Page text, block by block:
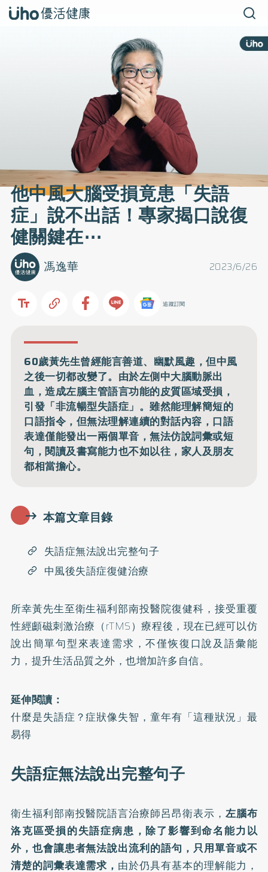
他中風大腦受損竟患「失語
症」說不出話！專家揭口說復
健關鍵在⋯
2023/6/26
馮逸華
追蹤訂閱
60歲黃先生曾經能言善道、幽默風趣，但中風
之後一切都改變了。由於左側中大腦動脈出
血，造成左腦主管語言功能的皮質區域受損，
引發「非流暢型失語症」。雖然能理解簡短的
口語指令，但無法理解連續的對話內容，口語
表達僅能發出一兩個單音，無法仿說詞彙或短
句，閱讀及書寫能力也不如以往，家人及朋友
都相當擔心。
本篇文章目錄
失語症無法說出完整句子
中風後失語症復健治療
所幸黃先生至衛生福利部南投醫院復健科，接受重覆
性經顱磁刺激治療（rTMS）療程後，現在已經可以仿
說出簡單句型來表達需求，不僅恢復口說及語彙能
力，提升生活品質之外，也增加許多自信。
延伸閱讀：
什麼是失語症？症狀像失智，童年有「這種狀況」最
易得
失語症無法說出完整句子
衛生福利部南投醫院語言治療師呂昂衛表示， 左腦布
洛克區受損的失語症病患，除了影響到命名能力以
外，也會讓患者無法說出流利的語句，只用單音或不
清楚的詞彙表達需求， 由於仍具有基本的理解能力，